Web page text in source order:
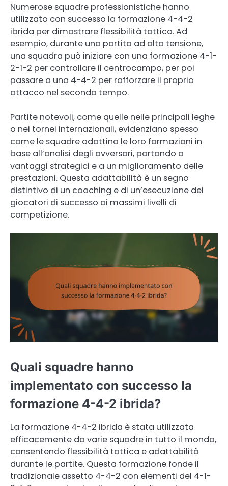
Numerose squadre professionistiche hanno
utilizzato con successo la formazione 4-4-2
ibrida per dimostrare flessibilità tattica. Ad
esempio, durante una partita ad alta tensione,
una squadra può iniziare con una formazione 4-1-
2-1-2 per controllare il centrocampo, per poi
passare a una 4-4-2 per rafforzare il proprio
attacco nel secondo tempo.
Partite notevoli, come quelle nelle principali leghe
o nei tornei internazionali, evidenziano spesso
come le squadre adattino le loro formazioni in
base all’analisi degli avversari, portando a
vantaggi strategici e a un miglioramento delle
prestazioni. Questa adattabilità è un segno
distintivo di un coaching e di un’esecuzione dei
giocatori di successo ai massimi livelli di
competizione.
Quali squadre hanno
implementato con successo la
formazione 4-4-2 ibrida?
La formazione 4-4-2 ibrida è stata utilizzata
efficacemente da varie squadre in tutto il mondo,
consentendo flessibilità tattica e adattabilità
durante le partite. Questa formazione fonde il
tradizionale assetto 4-4-2 con elementi del 4-1-